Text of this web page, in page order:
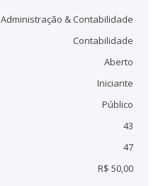
Administração & Contabilidade
Contabilidade
Aberto
Iniciante
Público
43
47
R$ 50,00